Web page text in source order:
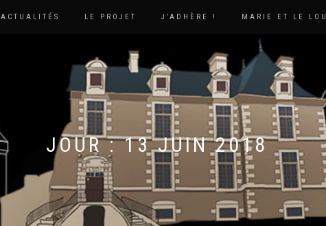
ACTUALITÉS LE PROJET J’ADHÈRE ! MARIE ET LE LOU
JOUR :13 JUIN 2018